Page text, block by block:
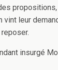
propositions,
vint leur
insurgé